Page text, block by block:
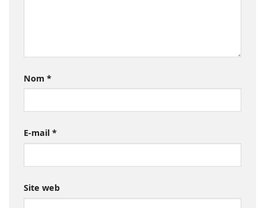
Nom *
E-mail *
Site web